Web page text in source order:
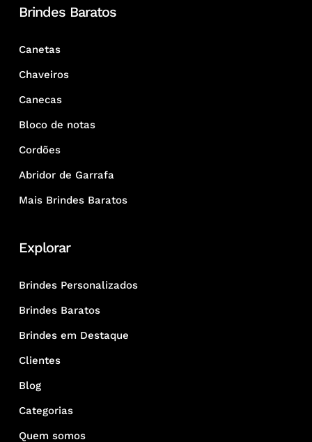
Brindes Baratos
Canetas
Chaveiros
Canecas
Bloco de notas
Cordões
Abridor de Garrafa
Mais Brindes Baratos
Explorar
Brindes Personalizados
Brindes Baratos
Brindes em Destaque
Clientes
Blog
Categorias
Quem somos